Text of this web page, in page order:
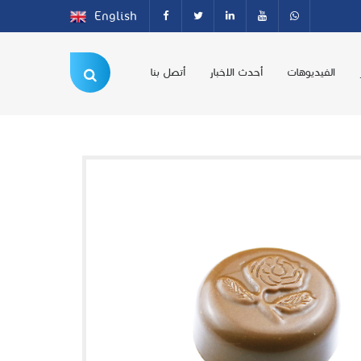
English
الفيديوهات أحدث الاخبار أتصل بنا